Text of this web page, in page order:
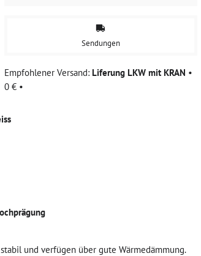
Sendungen
Liferung LKW mit KRAN •
0 € •
und verfügen über gute Wärmedämmung.